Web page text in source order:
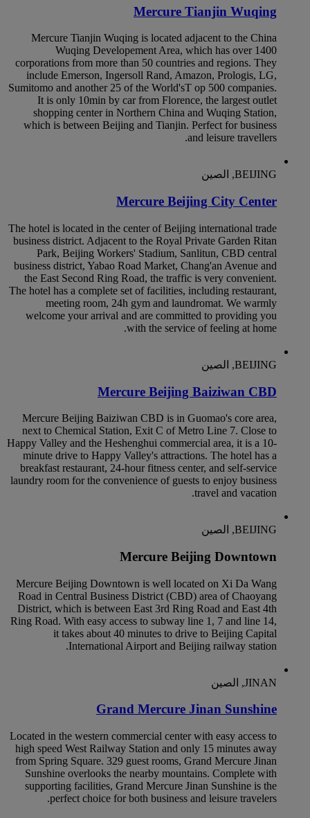
Mercure Tianjin Wuqing
Mercure Tianjin Wuqing is located adjacent to the China
Wuqing Developement Area, which has over 1400
corporations from more than 50 countries and regions. They
include Emerson, Ingersoll Rand, Amazon, Prologis, LG,
Sumitomo and another 25 of the World'sT op 500 companies.
It is only 10min by car from Florence, the largest outlet
shopping center in Northern China and Wuqing Station,
which is between Beijing and Tianjin. Perfect for business
and leisure travellers.
BEIJING, الصين
Mercure Beijing City Center
The hotel is located in the center of Beijing international trade
business district. Adjacent to the Royal Private Garden Ritan
Park, Beijing Workers' Stadium, Sanlitun, CBD central
business district, Yabao Road Market, Chang'an Avenue and
the East Second Ring Road, the traffic is very convenient.
The hotel has a complete set of facilities, including restaurant,
meeting room, 24h gym and laundromat. We warmly
welcome your arrival and are committed to providing you
with the service of feeling at home.
BEIJING, الصين
Mercure Beijing Baiziwan CBD
Mercure Beijing Baiziwan CBD is in Guomao's core area,
next to Chemical Station, Exit C of Metro Line 7. Close to
Happy Valley and the Heshenghui commercial area, it is a 10-
minute drive to Happy Valley's attractions. The hotel has a
breakfast restaurant, 24-hour fitness center, and self-service
laundry room for the convenience of guests to enjoy business
travel and vacation.
BEIJING, الصين
Mercure Beijing Downtown
Mercure Beijing Downtown is well located on Xi Da Wang
Road in Central Business District (CBD) area of Chaoyang
District, which is between East 3rd Ring Road and East 4th
Ring Road. With easy access to subway line 1, 7 and line 14,
it takes about 40 minutes to drive to Beijing Capital
International Airport and Beijing railway station.
JINAN, الصين
Grand Mercure Jinan Sunshine
Located in the western commercial center with easy access to
high speed West Railway Station and only 15 minutes away
from Spring Square. 329 guest rooms, Grand Mercure Jinan
Sunshine overlooks the nearby mountains. Complete with
supporting facilities, Grand Mercure Jinan Sunshine is the
perfect choice for both business and leisure travelers.